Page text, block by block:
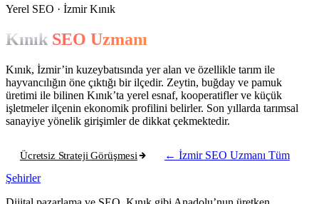
Yerel SEO · İzmir Kınık
Kınık SEO Uzmanı
Kınık, İzmir’in kuzeybatısında yer alan ve özellikle tarım ile
hayvancılığın öne çıktığı bir ilçedir. Zeytin, buğday ve pamuk
üretimi ile bilinen Kınık’ta yerel esnaf, kooperatifler ve küçük
işletmeler ilçenin ekonomik profilini belirler. Son yıllarda tarımsal
sanayiye yönelik girişimler de dikkat çekmektedir.
Ücretsiz Strateji Görüşmesi ← İzmir SEO Uzmanı Tüm
Şehirler